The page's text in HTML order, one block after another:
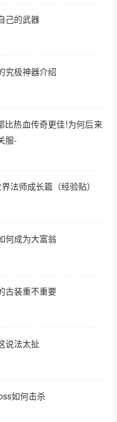
己的武器
究极神器介绍
比热血传奇更佳!为何后来
服-
法师成长篇（经验贴）
何成为大富翁
古装重不重要
说法太扯
如何击杀